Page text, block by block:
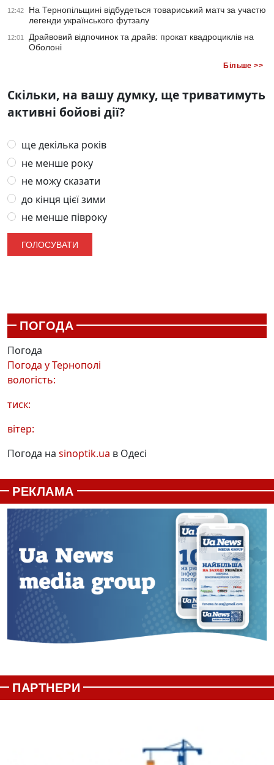
12:42
На Тернопільщині відбудеться товариський матч за участю
легенди українського футзалу
12:01
Драйвовий відпочинок та драйв: прокат квадроциклів на
Оболоні
Більше >>
Скільки, на вашу думку, ще триватимуть
активні бойові дії?
ще декілька років
не менше року
не можу сказати
до кінця цієї зими
не менше півроку
ПОГОДА
Погода
Погода уТернополі
вологість:
тиск:
вітер:
Погода на sinoptik.ua в Одесі
РЕКЛАМА
ПАРТНЕРИ